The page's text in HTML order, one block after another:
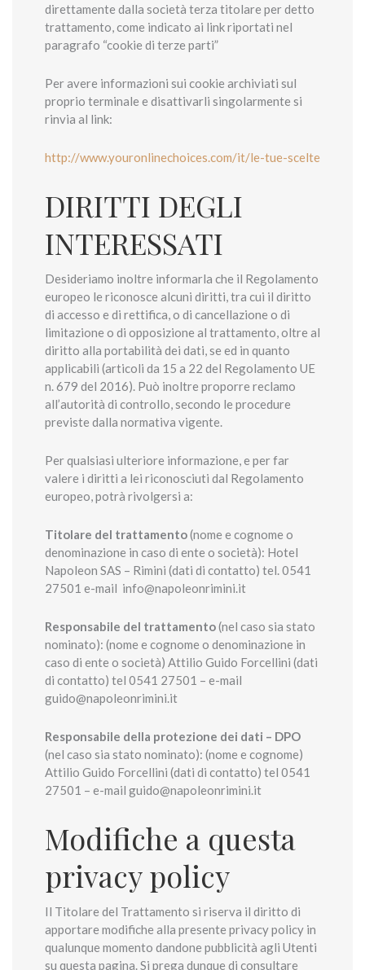
direttamente dalla società terza titolare per detto
trattamento, come indicato ai link riportati nel
paragrafo “cookie di terze parti”
Per avere informazioni sui cookie archiviati sul
proprio terminale e disattivarli singolarmente si
rinvia al link:
http://www.youronlinechoices.com/it/le-tue-scelte
DIRITTI DEGLI
INTERESSATI
Desideriamo inoltre informarla che il Regolamento
europeo le riconosce alcuni diritti, tra cui il diritto
di accesso e di rettifica, o di cancellazione o di
limitazione o di opposizione al trattamento, oltre al
diritto alla portabilità dei dati, se ed in quanto
applicabili (articoli da 15 a 22 del Regolamento UE
n. 679 del 2016). Può inoltre proporre reclamo
all’autorità di controllo, secondo le procedure
previste dalla normativa vigente.
Per qualsiasi ulteriore informazione, e per far
valere i diritti a lei riconosciuti dal Regolamento
europeo, potrà rivolgersi a:
Titolare del trattamento(nome e cognome o
denominazione in caso di ente o società): Hotel
Napoleon SAS – Rimini (dati di contatto) tel. 0541
27501 e-mail info@napoleonrimini.it
Responsabile del trattamento(nel caso sia stato
nominato): (nome e cognome o denominazione in
caso di ente o società) Attilio Guido Forcellini (dati
di contatto) tel 0541 27501 – e-mail
guido@napoleonrimini.it
Responsabile della protezione dei dati – DPO
(nel caso sia stato nominato): (nome e cognome)
Attilio Guido Forcellini (dati di contatto) tel 0541
27501 – e-mail guido@napoleonrimini.it
Modifiche a questa
privacy policy
Il Titolare del Trattamento si riserva il diritto di
apportare modifiche alla presente privacy policy in
qualunque momento dandone pubblicità agli Utenti
su questa pagina. Si prega dunque di consultare